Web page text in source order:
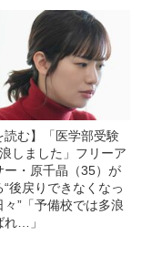
読む】「医学部受験
しました」フリーア
ー・原千晶（35）が
“後戻りできなくなっ
々”「予備校では多浪
れ…」